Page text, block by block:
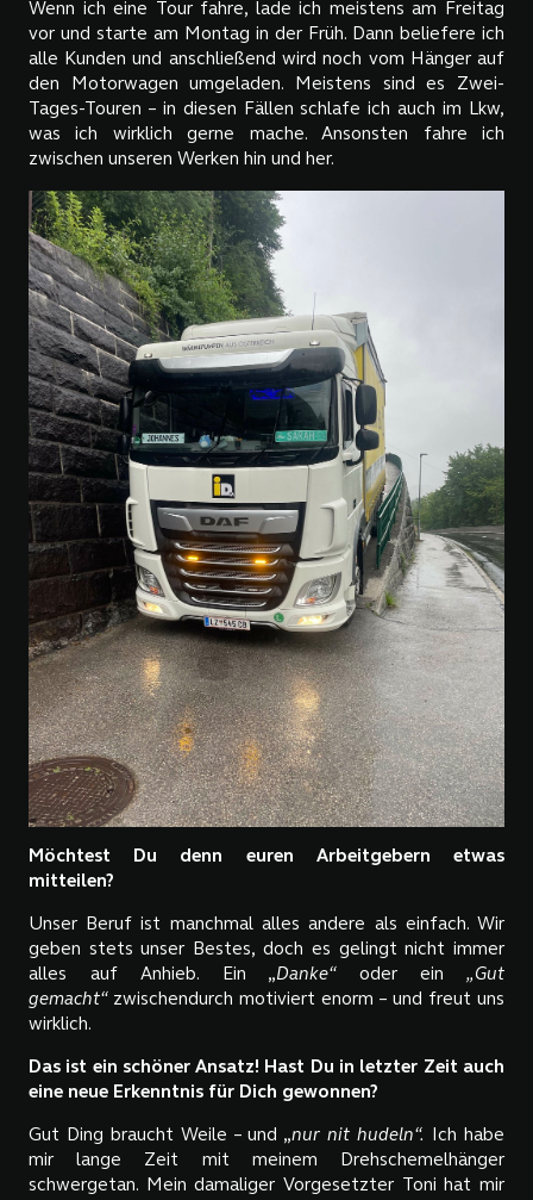
Wenn ich eine Tour fahre, lade ich meistens am Freitag
vor und starte am Montag in der Früh. Dann beliefere ich
alle Kunden und anschließend wird noch vom Hänger auf
den Motorwagen umgeladen. Meistens sind es Zwei-
Tages-Touren – in diesen Fällen schlafe ich auch im Lkw,
was ich wirklich gerne mache. Ansonsten fahre ich
zwischen unseren Werken hin und her.
Möchtest Du denn euren Arbeitgebern etwas
mitteilen?
Unser Beruf ist manchmal alles andere als einfach. Wir
geben stets unser Bestes, doch es gelingt nicht immer
alles auf Anhieb. Ein „Danke“ oder ein „ Gut
gemacht“ zwischendurch motiviert enorm – und freut uns
wirklich.
Das ist ein schöner Ansatz! Hast Du in letzter Zeit auch
eine neue Erkenntnis für Dich gewonnen?
Gut Ding braucht Weile – und „nur nit hudeln“.
Ich habe
mir lange Zeit mit meinem Drehschemelhänger
schwergetan. Mein damaliger Vorgesetzter Toni hat mir